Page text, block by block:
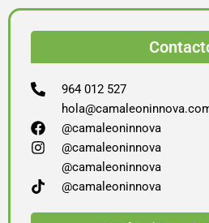
964 012 527
@camaleoninnova
@camaleoninnova
@camaleoninnova
@camaleoninnova